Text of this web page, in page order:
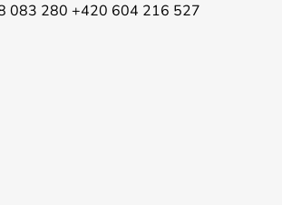
083 280 +420 604 216 527